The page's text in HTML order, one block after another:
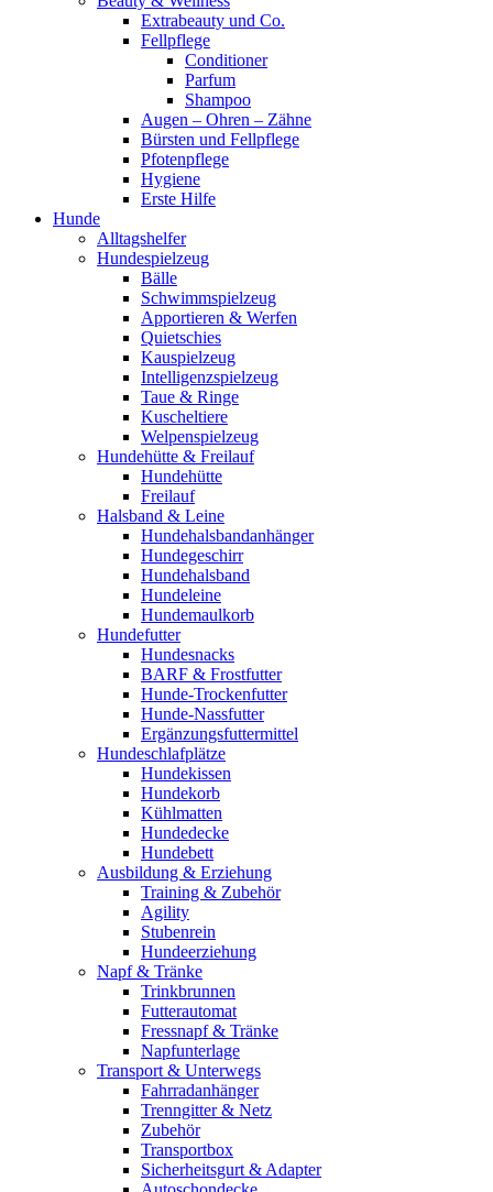
Extrabeauty und Co.
Fellpflege
Conditioner
Parfum
Shampoo
Augen – Ohren – Zähne
Bürsten und Fellpflege
Pfotenpflege
Hygiene
Erste Hilfe
Hunde
Alltagshelfer
Hundespielzeug
Bälle
Schwimmspielzeug
Apportieren & Werfen
Quietschies
Kauspielzeug
Intelligenzspielzeug
Taue & Ringe
Kuscheltiere
Welpenspielzeug
Hundehütte & Freilauf
Hundehütte
Freilauf
Halsband & Leine
Hundehalsbandanhänger
Hundegeschirr
Hundehalsband
Hundeleine
Hundemaulkorb
Hundefutter
Hundesnacks
BARF & Frostfutter
Hunde-Trockenfutter
Hunde-Nassfutter
Ergänzungsfuttermittel
Hundeschlafplätze
Hundekissen
Hundekorb
Kühlmatten
Hundedecke
Hundebett
Ausbildung & Erziehung
Training & Zubehör
Agility
Stubenrein
Hundeerziehung
Napf & Tränke
Trinkbrunnen
Futterautomat
Fressnapf & Tränke
Napfunterlage
Transport & Unterwegs
Fahrradanhänger
Trenngitter & Netz
Zubehör
Transportbox
Sicherheitsgurt & Adapter